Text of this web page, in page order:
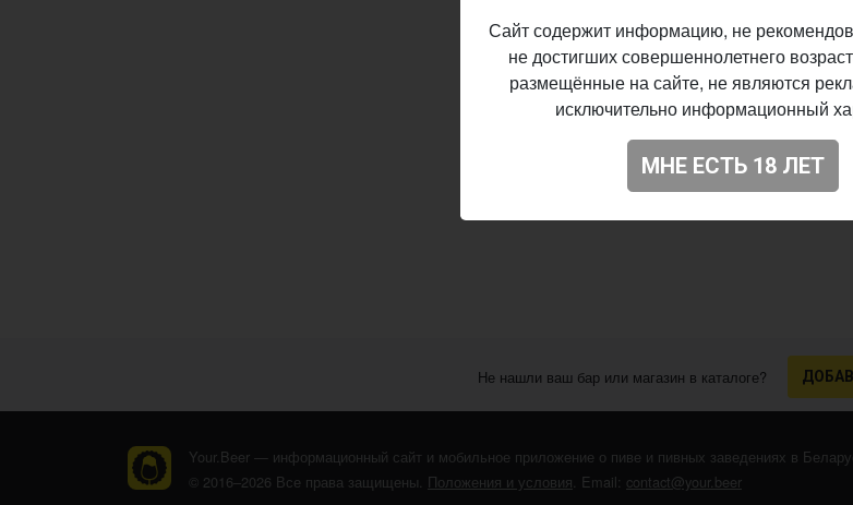
Не нашли ваш бар или магазин в каталоге?
Your.Beer — информационный сайт и мобильное приложение о пиве и пивных заведениях в
© 2016–2026 Все права защищены. Положения и условия. Email: contact@your.beer
Сайт содержит информацию, не
не достигших совершеннолетнего
размещённые на сайте, не являются
исключительно информационный
МНЕ ЕСТЬ 18 ЛЕТ